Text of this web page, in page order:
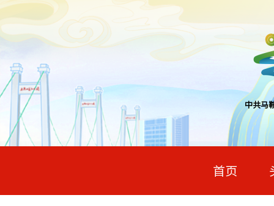
中共马
首页